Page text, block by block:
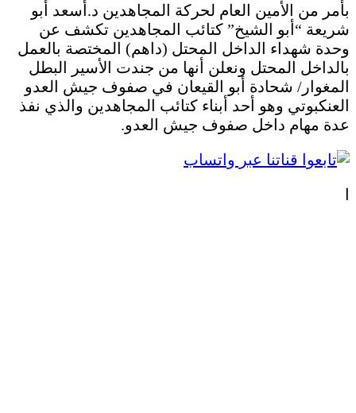
بأمر من الأمين العام لحركة المجاهدين د.أسعد أبو
شريعة “أبو الشيخ” كتائب المجاهدين تكشف عن
وحدة شهداء الداخل المحتل (داهم) المختصة بالعمل
بالداخل المحتل ونعلن أنها من جندت الأسير البطل
المغوار/ شحادة أبو القيعان في صفوف جيش العدو
العنكبوتي وهو أحد أبناء كتائب المجاهدين والذي نفذ
عدة مهام داخل صفوف جيش العدو.
ا